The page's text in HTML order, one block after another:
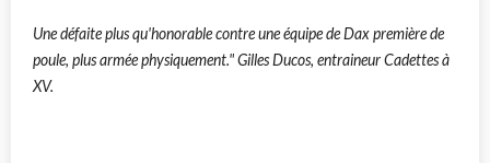
Une défaite plus qu'honorable contre une équipe de Dax première de
poule, plus armée physiquement." Gilles Ducos, entraineur Cadettes à
XV.